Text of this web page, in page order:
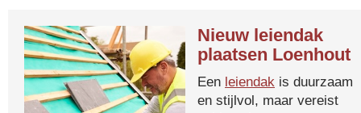
Nieuw leiendak
plaatsen Loenhout
Een leiendak is duurzaam
en stijlvol, maar vereist